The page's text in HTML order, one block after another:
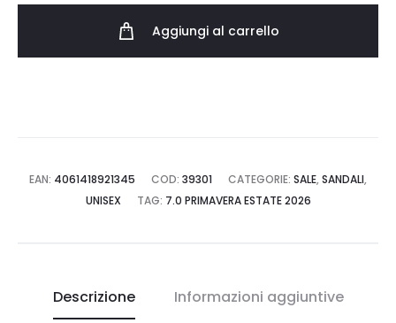
Aggiungi al carrello
EAN: 4061418921345 COD: 39301 CATEGORIE: SALE, SANDALI,
UNISEX
TAG: 7.0 PRIMAVERA ESTATE 2026
Descrizione Informazioni aggiuntive